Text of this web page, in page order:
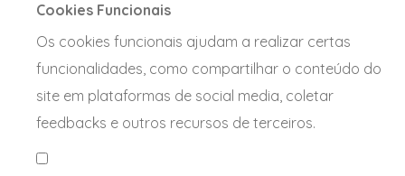
Cookies Funcionais
Os cookies funcionais ajudam a realizar certas
funcionalidades, como compartilhar o conteúdo do
site em plataformas de social media, coletar
feedbacks e outros recursos de terceiros.